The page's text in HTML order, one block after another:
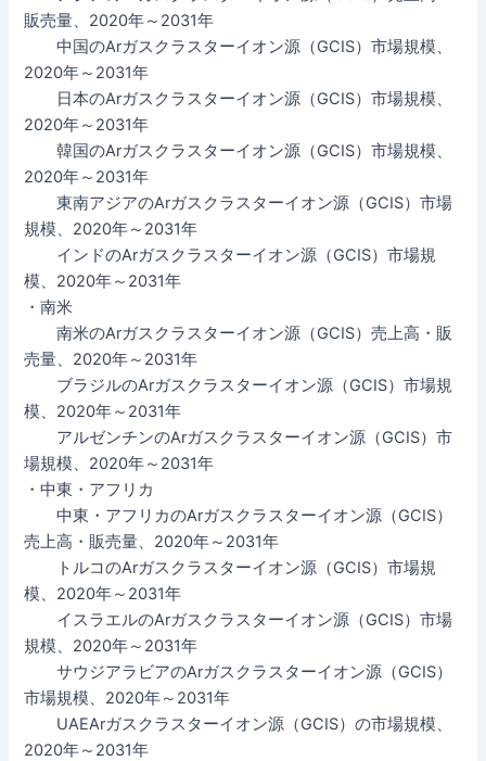
販売量、2020年～2031年
中国のArガスクラスターイオン源（GCIS）市場規模、
2020年～2031年
日本のArガスクラスターイオン源（GCIS）市場規模、
2020年～2031年
韓国のArガスクラスターイオン源（GCIS）市場規模、
2020年～2031年
東南アジアのArガスクラスターイオン源（GCIS）市場
規模、2020年～2031年
インドのArガスクラスターイオン源（GCIS）市場規
模、2020年～2031年
・南米
南米のArガスクラスターイオン源（GCIS）売上高・販
売量、2020年～2031年
ブラジルのArガスクラスターイオン源（GCIS）市場規
模、2020年～2031年
アルゼンチンのArガスクラスターイオン源（GCIS）市
場規模、2020年～2031年
・中東・アフリカ
中東・アフリカのArガスクラスターイオン源（GCIS）
売上高・販売量、2020年～2031年
トルコのArガスクラスターイオン源（GCIS）市場規
模、2020年～2031年
イスラエルのArガスクラスターイオン源（GCIS）市場
規模、2020年～2031年
サウジアラビアのArガスクラスターイオン源（GCIS）
市場規模、2020年～2031年
UAEArガスクラスターイオン源（GCIS）の市場規模、
2020年～2031年